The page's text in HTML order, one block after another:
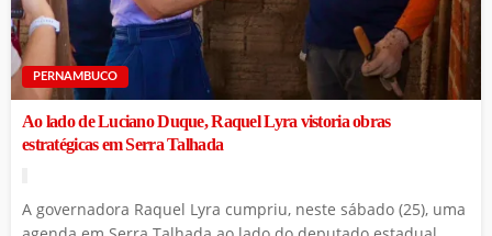
PERNAMBUCO
Ao lado de Luciano Duque, Raquel Lyra vistoria obras
estratégicas em Serra Talhada
A governadora Raquel Lyra cumpriu, neste sábado (25), uma